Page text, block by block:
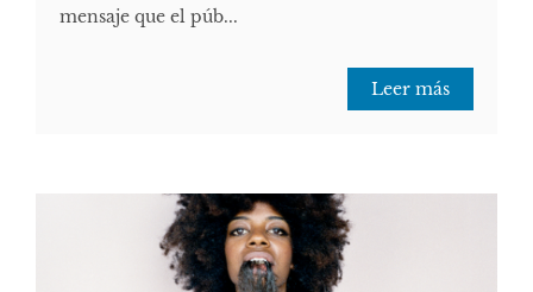
mensaje que el púb...
Leer más